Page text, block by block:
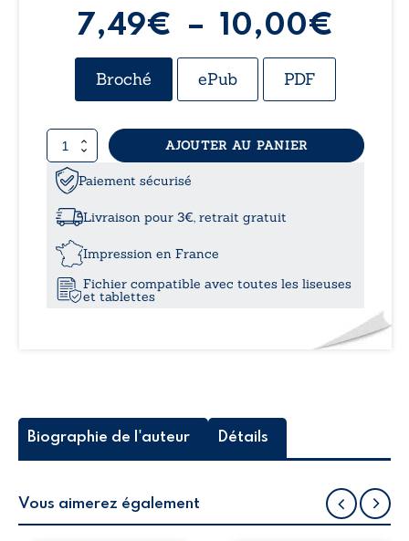
7,49€ – 10,00€
de
Broché ePub PDF
quantité
de
Une
maman,
deux
toute
une
vie
AJOUTER AU PANIER
Paiement sécurisé
Livraison pour 3€, retrait gratuit
Impression en France
Fichier compatible avec toutes les liseuses
et tablettes
Biographie de l'auteur Détails
Vous aimerez également